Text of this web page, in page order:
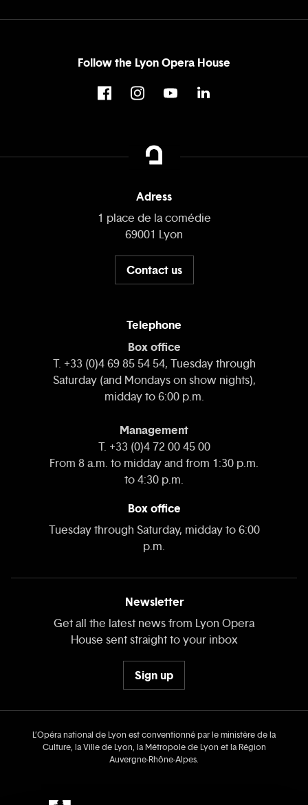
Follow the Lyon Opera House
Adress
1 place de la comédie
69001 Lyon
Contact us
Telephone
Box office
T. +33 (0)4 69 85 54 54, Tuesday through
Saturday (and Mondays on show nights),
midday to 6:00 p.m.
Management
T. +33 (0)4 72 00 45 00
From 8 a.m. to midday and from 1:30 p.m.
to 4:30 p.m.
Box office
Tuesday through Saturday, midday to 6:00
p.m.
Newsletter
Get all the latest news from Lyon Opera
House sent straight to your inbox
Sign up
L’Opéra national de Lyon est conventionné par le ministère de la
Culture, la Ville de Lyon, la Métropole de Lyon et la Région
Auvergne‑Rhône‑Alpes.